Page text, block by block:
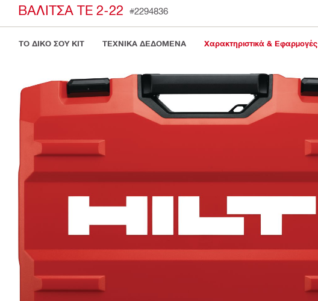
ΒΑΛΊΤΣΑ TE 2-22 #2294836
ΤΟ ΔΙΚΟ ΣΟΥ KIT ΤΕΧΝΙΚΑ ΔΕΔΟΜΕΝΑ Χαρακτηριστικά & Εφαρμογές